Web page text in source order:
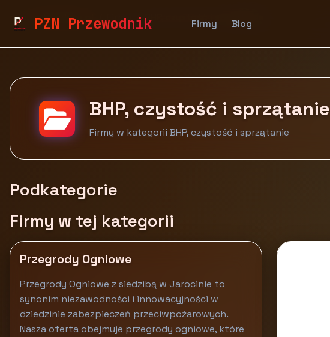
PZN Przewodnik Firmy Blog
pzn.malopolska.pl Firmy BHP, czystość i sprzątanie
BHP, czystość i sprzątanie
Firmy w kategorii BHP, czystość i sprzątanie
Podkategorie
Firmy w tej kategorii
Przegrody Ogniowe
Przegrody Ogniowe z siedzibą w Jarocinie to
synonim niezawodności i innowacyjności w
dziedzinie zabezpieczeń przeciwpożarowych.
Nasza oferta obejmuje przegrody ogniowe, które